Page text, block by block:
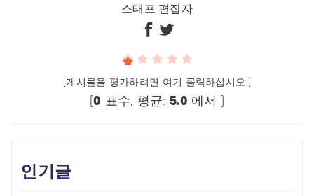
스태프 편집자
(게시물을 평가하려면 여기 클릭하십시오.)
(0 표수, 평균: 5.0 에서 )
인기글